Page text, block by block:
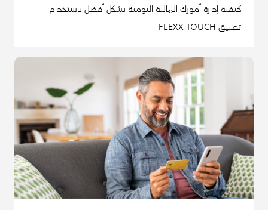
كيفية إدارة أمورك المالية اليومية بشكل أفضل باستخدام
تطبيق FLEXX TOUCH